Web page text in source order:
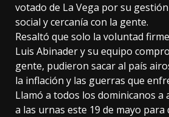
votado de La Vega por su
social y cercanía con la gente.
Resaltó que solo la voluntad
Luis Abinader y su equipo
gente, pudieron sacar al país
la inflación y las guerras que
Llamó a todos los dominicanos a
a las urnas este 19 de mayo